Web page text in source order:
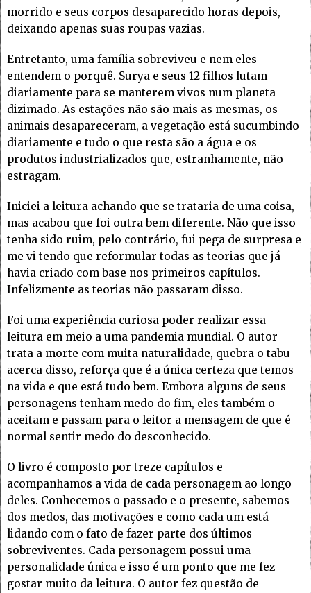
morrido e seus corpos desaparecido horas depois,
deixando apenas suas roupas vazias.
Entretanto, uma família sobreviveu e nem eles
entendem o porquê. Surya e seus 12 filhos lutam
diariamente para se manterem vivos num planeta
dizimado. As estações não são mais as mesmas, os
animais desapareceram, a vegetação está sucumbindo
diariamente e tudo o que resta são a água e os
produtos industrializados que, estranhamente, não
estragam.
Iniciei a leitura achando que se trataria de uma coisa,
mas acabou que foi outra bem diferente. Não que isso
tenha sido ruim, pelo contrário, fui pega de surpresa e
me vi tendo que reformular todas as teorias que já
havia criado com base nos primeiros capítulos.
Infelizmente as teorias não passaram disso.
Foi uma experiência curiosa poder realizar essa
leitura em meio a uma pandemia mundial. O autor
trata a morte com muita naturalidade, quebra o tabu
acerca disso, reforça que é a única certeza que temos
na vida e que está tudo bem. Embora alguns de seus
personagens tenham medo do fim, eles também o
aceitam e passam para o leitor a mensagem de que é
normal sentir medo do desconhecido.
O livro é composto por treze capítulos e
acompanhamos a vida de cada personagem ao longo
deles. Conhecemos o passado e o presente, sabemos
dos medos, das motivações e como cada um está
lidando com o fato de fazer parte dos últimos
sobreviventes. Cada personagem possui uma
personalidade única e isso é um ponto que me fez
gostar muito da leitura. O autor fez questão de